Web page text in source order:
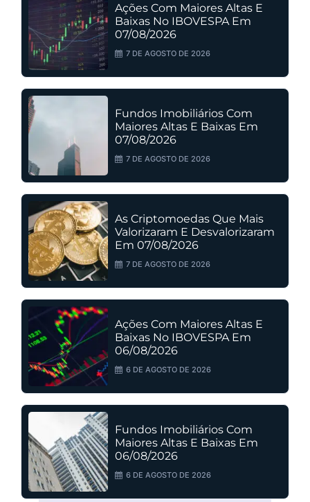
Ações Com Maiores Altas E
Baixas No IBOVESPA Em
07/08/2026
7 DE AGOSTO DE 2026
Fundos Imobiliários Com
Maiores Altas E Baixas Em
07/08/2026
7 DE AGOSTO DE 2026
As Criptomoedas Que Mais
Valorizaram E Desvalorizaram
Em 07/08/2026
7 DE AGOSTO DE 2026
Ações Com Maiores Altas E
Baixas No IBOVESPA Em
06/08/2026
6 DE AGOSTO DE 2026
Fundos Imobiliários Com
Maiores Altas E Baixas Em
06/08/2026
6 DE AGOSTO DE 2026